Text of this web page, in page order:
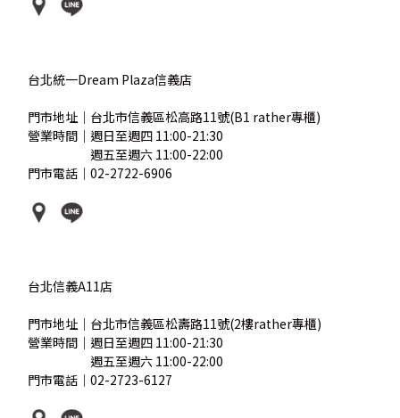
台北統一Dream Plaza信義店
門市地址｜台北市信義區松高路11號(B1 rather專櫃)
營業時間｜週日至週四 11:00-21:30
營業時間｜週五至週六 11:00-22:00
門市電話｜02-2722-6906
台北信義A11店
門市地址｜台北市信義區松壽路11號(2樓rather專櫃)
營業時間｜週日至週四 11:00-21:30
營業時間｜週五至週六 11:00-22:00
門市電話｜02-2723-6127